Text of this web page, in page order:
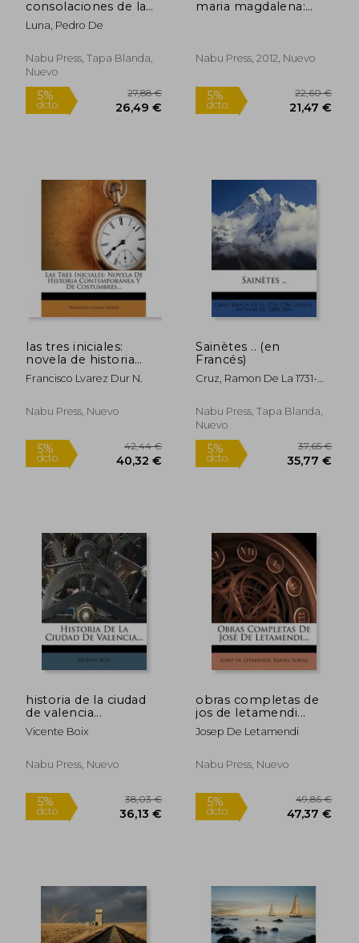
5%
consolaciones de la
vida humana...
Luna, Pedro De
Nabu Press, Tapa Blanda,
Nuevo
maria magdalena:
de yzucar, anno de
Nabu Press, 2012, Nuevo
las tres iniciales:
novela de historia
contempor nea y de
costumbres...
Francisco Lvarez Dur N.
Nabu Press, Nuevo
5% 42,44 €
Sainètes .. (en
Francés)
Cruz, Ramon De La 1731-
1808-1881
Nabu Press, Tapa Blanda,
Nuevo
5%
historia de la ciudad
de valencia...
Vicente Boix
Nabu Press, Nuevo
obras completas de
jos de letamendi...
Josep De Letamendi
Nabu Press, Nuevo